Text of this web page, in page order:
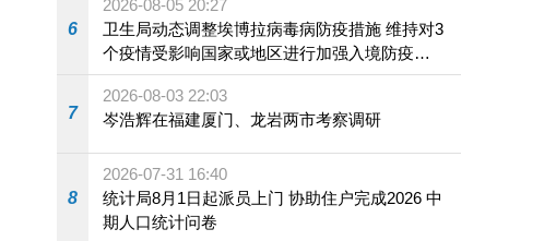
6
2026-08-05 20:27
卫生局动态调整埃博拉病毒病防疫措施 维持对3
个疫情受影响国家或地区进行加强入境防疫措
施
7
2026-08-03 22:03
岑浩辉在福建厦门、龙岩两市考察调研
8
2026-07-31 16:40
统计局8月1日起派员上门 协助住户完成2026 中
期人口统计问卷